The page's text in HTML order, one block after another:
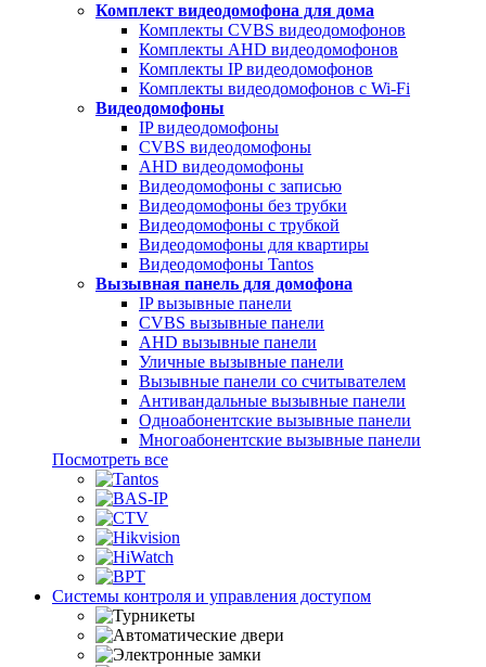
Комплект видеодомофона для дома
Комплекты CVBS видеодомофонов
Комплекты AHD видеодомофонов
Комплекты IP видеодомофонов
Комплекты видеодомофонов с Wi-Fi
Видеодомофоны
IP видеодомофоны
CVBS видеодомофоны
AHD видеодомофоны
Видеодомофоны с записью
Видеодомофоны без трубки
Видеодомофоны с трубкой
Видеодомофоны для квартиры
Видеодомофоны Tantos
Вызывная панель для домофона
IP вызывные панели
CVBS вызывные панели
AHD вызывные панели
Уличные вызывные панели
Вызывные панели со считывателем
Антивандальные вызывные панели
Одноабонентские вызывные панели
Многоабонентские вызывные панели
Посмотреть все
Системы контроля и управления доступом